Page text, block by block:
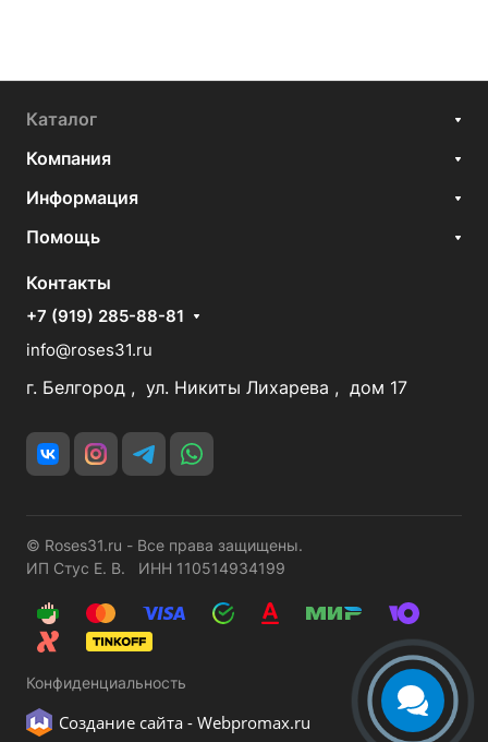
Каталог
Компания
Информация
Помощь
Контакты
+7 (919) 285-88-81
info@roses31.ru
г. Белгород , ул. Никиты Лихарева , дом 17
© Roses31.ru - Все права защищены.
ИП Стус Е. В. ИНН 110514934199
Конфиденциальность
Создание сайта - Webpromax.ru